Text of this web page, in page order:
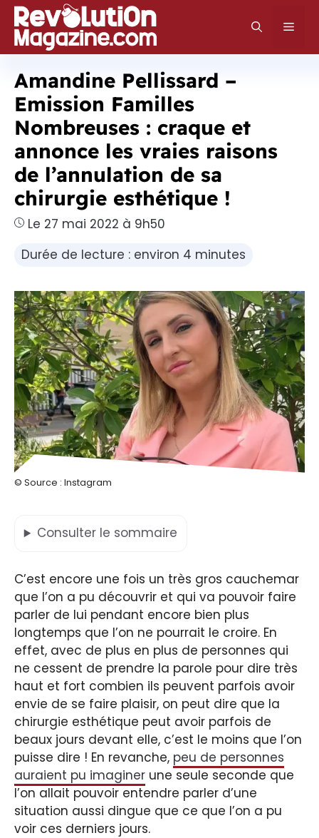
Aller
au
contenu
Amandine Pellissard –
Emission Familles
Nombreuses : craque et
annonce les vraies raisons
de l’annulation de sa
chirurgie esthétique !
Le 27 mai 2022 à 9h50
Durée de lecture : environ 4 minutes
© Source : Instagram
Consulter le sommaire
C’est encore une fois un très gros cauchemar
que l’on a pu découvrir et qui va pouvoir faire
parler de lui pendant encore bien plus
longtemps que l’on ne pourrait le croire. En
effet, avec de plus en plus de personnes qui
ne cessent de prendre la parole pour dire très
haut et fort combien ils peuvent parfois avoir
envie de se faire plaisir, on peut dire que la
chirurgie esthétique peut avoir parfois de
beaux jours devant elle, c’est le moins que l’on
puisse dire ! En revanche, peu de personnes
auraient pu imaginer une seule seconde que
l’on allait pouvoir entendre parler d’une
situation aussi dingue que ce que l’on a pu
voir ces derniers jours.